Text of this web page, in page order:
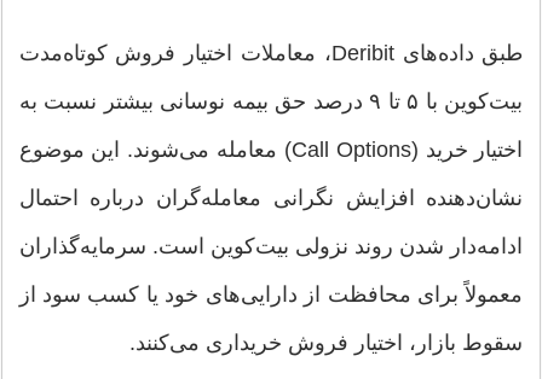
طبق داده‌های Deribit، معاملات اختیار فروش کوتاه‌مدت
بیت‌کوین با ۵ تا ۹ درصد حق بیمه نوسانی بیشتر نسبت به
اختیار خرید (Call Options) معامله می‌شوند. این موضوع
نشان‌دهنده افزایش نگرانی معامله‌گران درباره احتمال
ادامه‌دار شدن روند نزولی بیت‌کوین است. سرمایه‌گذاران
معمولاً برای محافظت از دارایی‌های خود یا کسب سود از
سقوط بازار، اختیار فروش خریداری می‌کنند.